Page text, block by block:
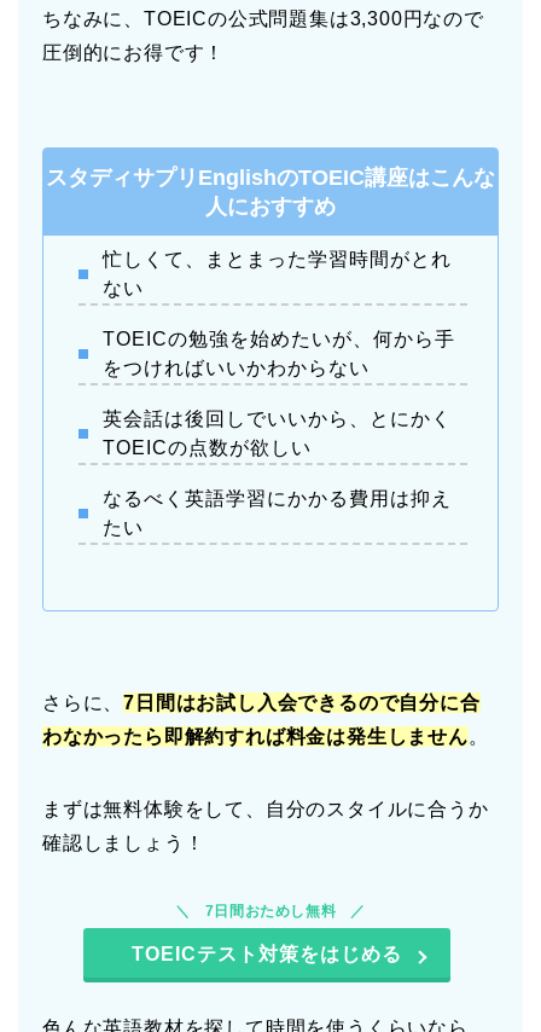
ちなみに、TOEICの公式問題集は3,300円なので
圧倒的にお得です！
スタディサプリEnglishのTOEIC講座はこんな
人におすすめ
忙しくて、まとまった学習時間がとれ
ない
TOEICの勉強を始めたいが、何から手
をつければいいかわからない
英会話は後回しでいいから、とにかく
TOEICの点数が欲しい
なるべく英語学習にかかる費用は抑え
たい
さらに、7日間はお試し入会できるので自分に合
わなかったら即解約すれば料金は発生しません。
まずは無料体験をして、自分のスタイルに合うか
確認しましょう！
7日間おためし無料
TOEICテスト対策をはじめる
色んな英語教材を探して時間を使うくらいなら、